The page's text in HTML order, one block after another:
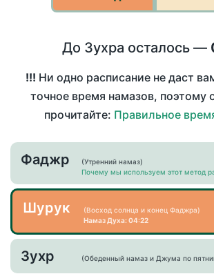
До Зухра осталось —
!!! Ни одно расписание не даст
точное время намазов, поэтому
прочитайте: Правильное
Фаджр
(Утренний намаз)
Почему мы используем этот метод
Шурук
(Восход солнца и конец Фаджра)
Намаз Духа: 04:22
Зухр (Обеденный намаз и Джума по